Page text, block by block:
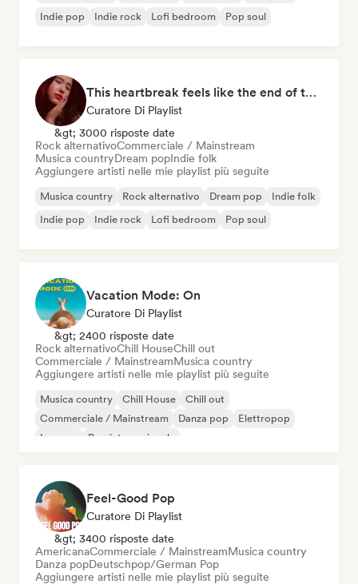
Indie pop
Indie rock Lofi bedroom Pop soul
This heartbreak feels like the end of the world
Curatore Di Playlist
&gt; 3000 risposte date
Rock alternativoCommerciale / Mainstream
Musica countryDream popIndie folk
Aggiungere artisti nelle mie playlist più seguite
Musica country Rock alternativo Dream pop
Indie folk
Indie pop
Indie rock Lofi bedroom Pop soul
Vacation Mode: On
Curatore Di Playlist
&gt; 2400 risposte date
Rock alternativoChill HouseChill out
Commerciale / MainstreamMusica country
Aggiungere artisti nelle mie playlist più seguite
Musica country Chill House
Chill out
Commerciale / Mainstream
Danza pop
Elettropop
Iperpop
Pop internazionale
Feel-Good Pop
Curatore Di Playlist
&gt; 3400 risposte date
AmericanaCommerciale / MainstreamMusica country
Danza popDeutschpop/German Pop
Aggiungere artisti nelle mie playlist più seguite